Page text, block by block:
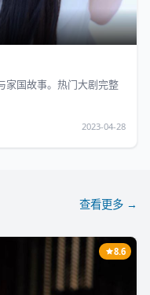
家国故事。热门大剧完整
2023-04-28
查看更多 →
8.6